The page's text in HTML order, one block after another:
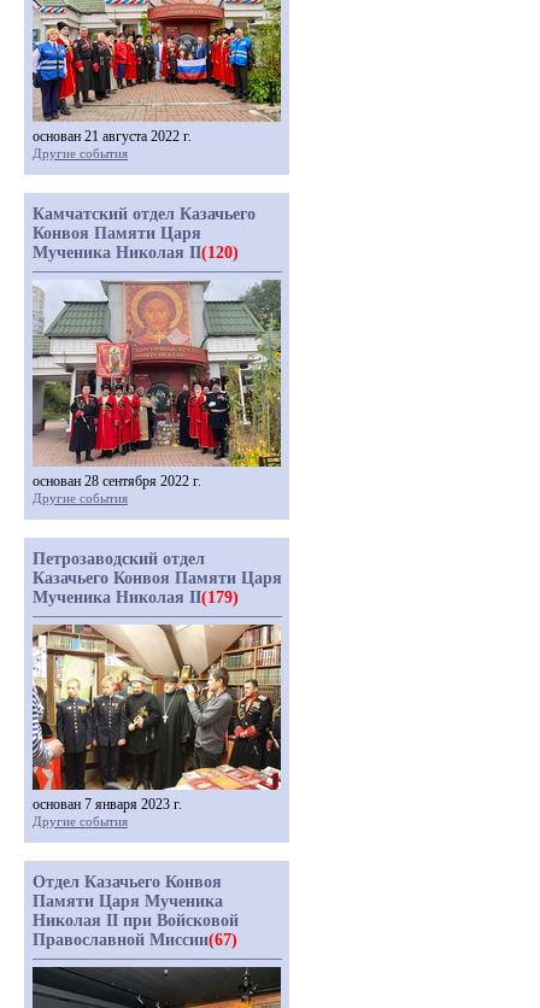
основан 21 августа 2022 г.
Другие события
Камчатский отдел Казачьего
Конвоя Памяти Царя
Мученика Николая II(120)
основан 28 сентября 2022 г.
Другие события
Петрозаводский отдел
Казачьего Конвоя Памяти Царя
Мученика Николая II(179)
основан 7 января 2023 г.
Другие события
Отдел Казачьего Конвоя
Памяти Царя Мученика
Николая II при Войсковой
Православной Миссии(67)